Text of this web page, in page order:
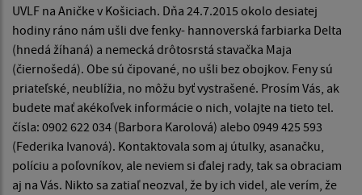
UVLF na Aničke v Košiciach. Dňa 24.7.2015 okolo desiatej
hodiny ráno nám ušli dve fenky- hannoverská farbiarka Delta
(hnedá žíhaná) a nemecká drôtosrstá stavačka Maja
(čiernošedá). Obe sú čipované, no ušli bez obojkov. Feny sú
priateľské, neublížia, no môžu byť vystrašené. Prosím Vás, ak
budete mať akékoľvek informácie o nich, volajte na tieto tel.
čísla: 0902 622 034 (Barbora Karolová) alebo 0949 425 593
(Federika Ivanová). Kontaktovala som aj útulky, asanačku,
políciu a poľovníkov, ale neviem si ďalej rady, tak sa obraciam
aj na Vás. Nikto sa zatiaľ neozval, že by ich videl, ale verím, že